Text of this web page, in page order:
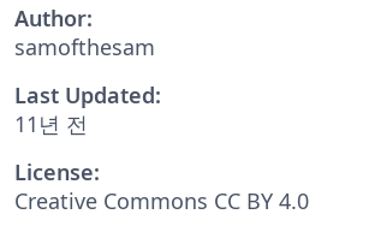
Author:
samofthesam
Last Updated:
11년 전
License:
Creative Commons CC BY 4.0